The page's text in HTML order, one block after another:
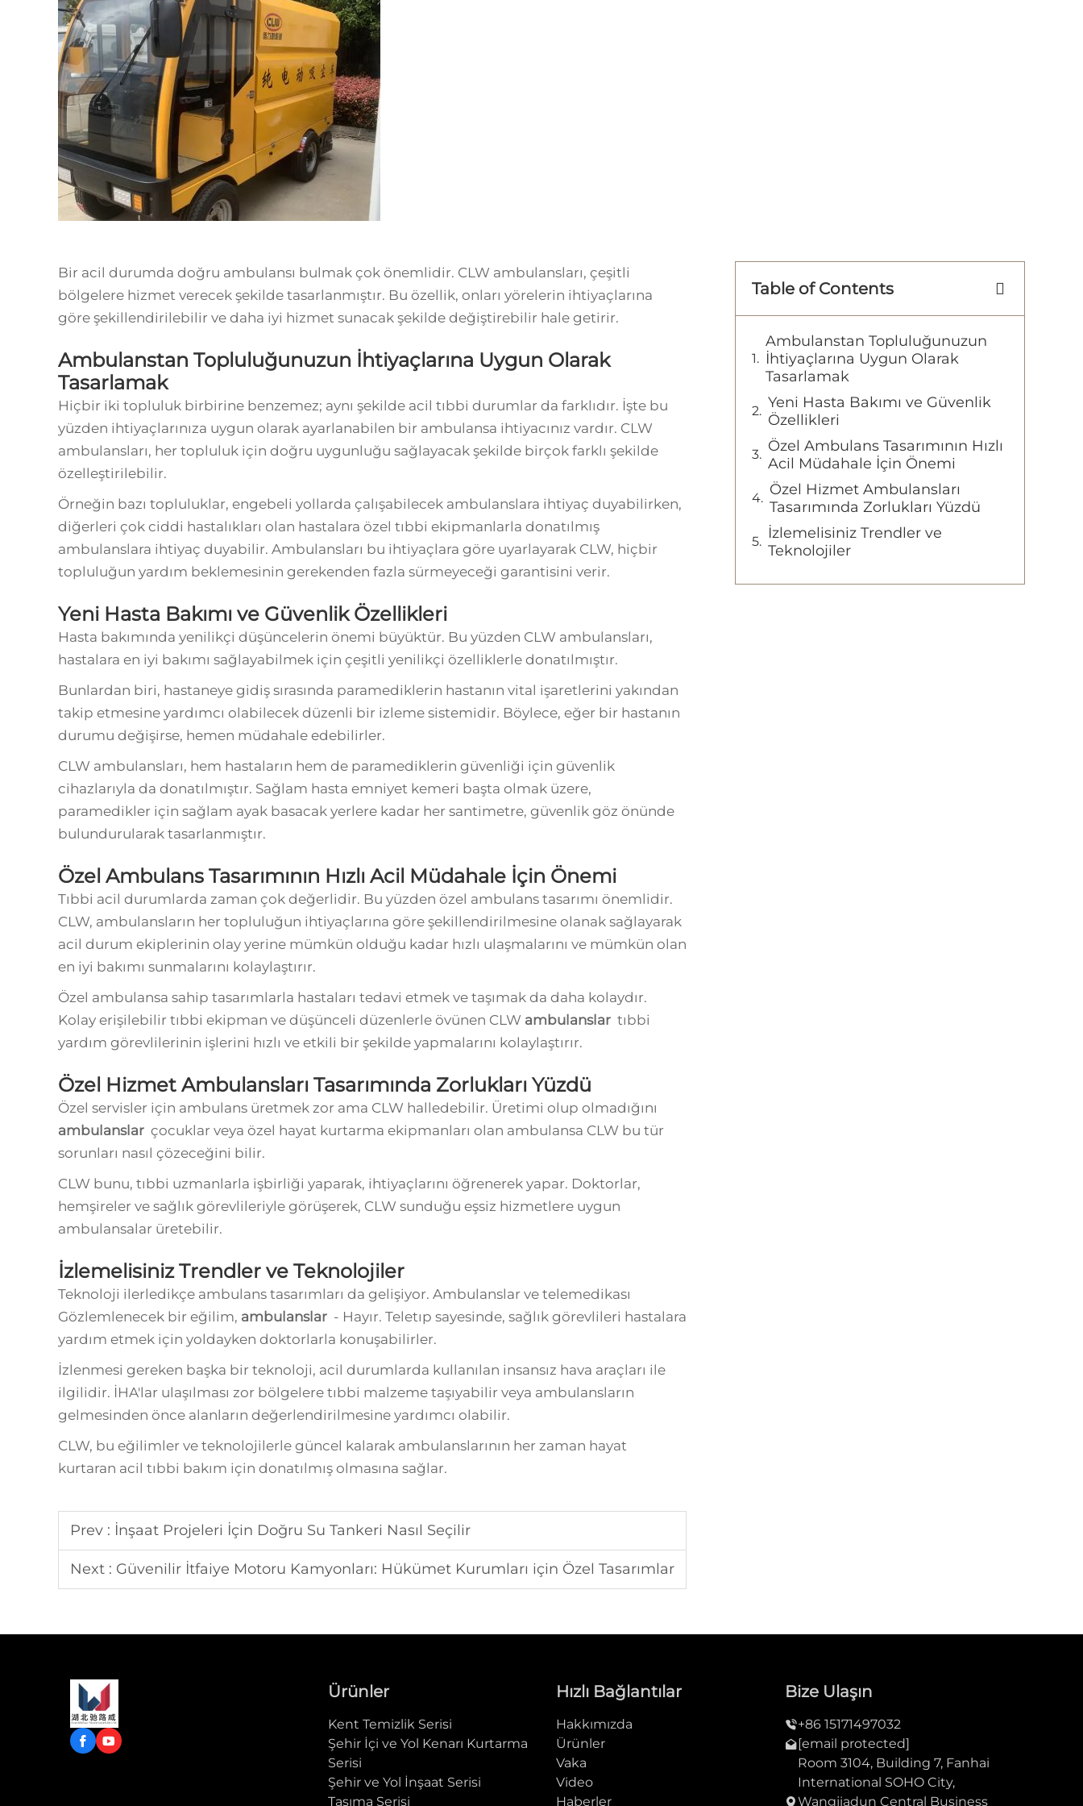
Bir acil durumda doğru ambulansı bulmak çok önemlidir. CLW ambulansları, çeşitli
bölgelere hizmet verecek şekilde tasarlanmıştır. Bu özellik, onları yörelerin ihtiyaçlarına
göre şekillendirilebilir ve daha iyi hizmet sunacak şekilde değiştirebilir hale getirir.
Ambulanstan Topluluğunuzun İhtiyaçlarına Uygun Olarak
Tasarlamak
Hiçbir iki topluluk birbirine benzemez; aynı şekilde acil tıbbi durumlar da farklıdır. İşte bu
yüzden ihtiyaçlarınıza uygun olarak ayarlanabilen bir ambulansa ihtiyacınız vardır. CLW
ambulansları, her topluluk için doğru uygunluğu sağlayacak şekilde birçok farklı şekilde
özelleştirilebilir.
Örneğin bazı topluluklar, engebeli yollarda çalışabilecek ambulanslara ihtiyaç duyabilirken,
diğerleri çok ciddi hastalıkları olan hastalara özel tıbbi ekipmanlarla donatılmış
ambulanslara ihtiyaç duyabilir. Ambulansları bu ihtiyaçlara göre uyarlayarak CLW, hiçbir
topluluğun yardım beklemesinin gerekenden fazla sürmeyeceği garantisini verir.
Yeni Hasta Bakımı ve Güvenlik Özellikleri
Hasta bakımında yenilikçi düşüncelerin önemi büyüktür. Bu yüzden CLW ambulansları,
hastalara en iyi bakımı sağlayabilmek için çeşitli yenilikçi özelliklerle donatılmıştır.
Bunlardan biri, hastaneye gidiş sırasında paramediklerin hastanın vital işaretlerini yakından
takip etmesine yardımcı olabilecek düzenli bir izleme sistemidir. Böylece, eğer bir hastanın
durumu değişirse, hemen müdahale edebilirler.
CLW ambulansları, hem hastaların hem de paramediklerin güvenliği için güvenlik
cihazlarıyla da donatılmıştır. Sağlam hasta emniyet kemeri başta olmak üzere,
paramedikler için sağlam ayak basacak yerlere kadar her santimetre, güvenlik göz önünde
bulundurularak tasarlanmıştır.
Özel Ambulans Tasarımının Hızlı Acil Müdahale İçin Önemi
Tıbbi acil durumlarda zaman çok değerlidir. Bu yüzden özel ambulans tasarımı önemlidir.
CLW, ambulansların her topluluğun ihtiyaçlarına göre şekillendirilmesine olanak sağlayarak
acil durum ekiplerinin olay yerine mümkün olduğu kadar hızlı ulaşmalarını ve mümkün olan
en iyi bakımı sunmalarını kolaylaştırır.
Özel ambulansa sahip tasarımlarla hastaları tedavi etmek ve taşımak da daha kolaydır.
Kolay erişilebilir tıbbi ekipman ve düşünceli düzenlerle övünen CLW ambulanslar tıbbi
yardım görevlilerinin işlerini hızlı ve etkili bir şekilde yapmalarını kolaylaştırır.
Özel Hizmet Ambulansları Tasarımında Zorlukları Yüzdü
Özel servisler için ambulans üretmek zor ama CLW halledebilir. Üretimi olup olmadığını
ambulanslar çocuklar veya özel hayat kurtarma ekipmanları olan ambulansa CLW bu tür
sorunları nasıl çözeceğini bilir.
CLW bunu, tıbbi uzmanlarla işbirliği yaparak, ihtiyaçlarını öğrenerek yapar. Doktorlar,
hemşireler ve sağlık görevlileriyle görüşerek, CLW sunduğu eşsiz hizmetlere uygun
ambulansalar üretebilir.
İzlemelisiniz Trendler ve Teknolojiler
Teknoloji ilerledikçe ambulans tasarımları da gelişiyor. Ambulanslar ve telemedikası
Gözlemlenecek bir eğilim, ambulanslar - Hayır. Teletıp sayesinde, sağlık görevlileri hastalara
yardım etmek için yoldayken doktorlarla konuşabilirler.
İzlenmesi gereken başka bir teknoloji, acil durumlarda kullanılan insansız hava araçları ile
ilgilidir. İHA'lar ulaşılması zor bölgelere tıbbi malzeme taşıyabilir veya ambulansların
gelmesinden önce alanların değerlendirilmesine yardımcı olabilir.
CLW, bu eğilimler ve teknolojilerle güncel kalarak ambulanslarının her zaman hayat
kurtaran acil tıbbi bakım için donatılmış olmasına sağlar.
Prev : İnşaat Projeleri İçin Doğru Su Tankeri Nasıl Seçilir
Next : Güvenilir İtfaiye Motoru Kamyonları: Hükümet Kurumları için Özel Tasarımlar
Table of Contents
Ambulanstan Topluluğunuzun
İhtiyaçlarına Uygun Olarak
Tasarlamak
Yeni Hasta Bakımı ve Güvenlik
Özellikleri
Özel Ambulans Tasarımının Hızlı
Acil Müdahale İçin Önemi
Özel Hizmet Ambulansları
Tasarımında Zorlukları Yüzdü
İzlemelisiniz Trendler ve
Teknolojiler
Ürünler
Kent Temizlik Serisi
Şehir İçi ve Yol Kenarı Kurtarma
Serisi
Şehir ve Yol İnşaat Serisi
Taşıma Serisi
Hızlı Bağlantılar
Hakkımızda
Ürünler
Vaka
Video
Haberler
Bize Ulaşın
+86 15171497032
[email protected]
Room 3104, Building 7, Fanhai
International SOHO City,
Wangjiadun Central Business